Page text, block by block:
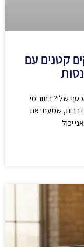
קטנים עם
שלי? בתור מי
רבות, שמעתי את
יכול